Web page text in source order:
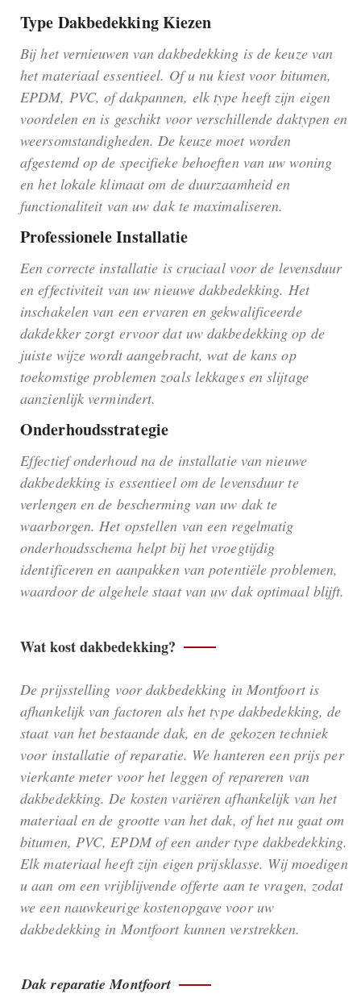
Type Dakbedekking Kiezen
Bij het vernieuwen van dakbedekking is de keuze van
het materiaal essentieel. Of u nu kiest voor bitumen,
EPDM, PVC, of dakpannen, elk type heeft zijn eigen
voordelen en is geschikt voor verschillende daktypen en
weersomstandigheden. De keuze moet worden
afgestemd op de specifieke behoeften van uw woning
en het lokale klimaat om de duurzaamheid en
functionaliteit van uw dak te maximaliseren.
Professionele Installatie
Een correcte installatie is cruciaal voor de levensduur
en effectiviteit van uw nieuwe dakbedekking. Het
inschakelen van een ervaren en gekwalificeerde
dakdekker zorgt ervoor dat uw dakbedekking op de
juiste wijze wordt aangebracht, wat de kans op
toekomstige problemen zoals lekkages en slijtage
aanzienlijk vermindert.
Onderhoudsstrategie
Effectief onderhoud na de installatie van nieuwe
dakbedekking is essentieel om de levensduur te
verlengen en de bescherming van uw dak te
waarborgen. Het opstellen van een regelmatig
onderhoudsschema helpt bij het vroegtijdig
identificeren en aanpakken van potentiële problemen,
waardoor de algehele staat van uw dak optimaal blijft.
Wat kost dakbedekking?
De prijsstelling voor dakbedekking in Montfoort is
afhankelijk van factoren als het type dakbedekking, de
staat van het bestaande dak, en de gekozen techniek
voor installatie of reparatie. We hanteren een prijs per
vierkante meter voor het leggen of repareren van
dakbedekking. De kosten variëren afhankelijk van het
materiaal en de grootte van het dak, of het nu gaat om
bitumen, PVC, EPDM of een ander type dakbedekking.
Elk materiaal heeft zijn eigen prijsklasse. Wij moedigen
u aan om een vrijblijvende offerte aan te vragen, zodat
we een nauwkeurige kostenopgave voor uw
dakbedekking in Montfoort kunnen verstrekken.
Dak reparatie Montfoort